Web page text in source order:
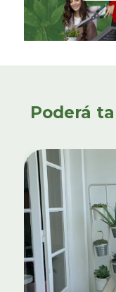
Poderá